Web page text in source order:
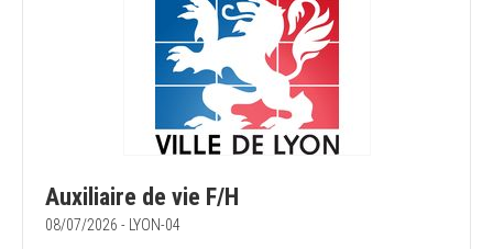
Auxiliaire de vie F/H
08/07/2026 - LYON-04